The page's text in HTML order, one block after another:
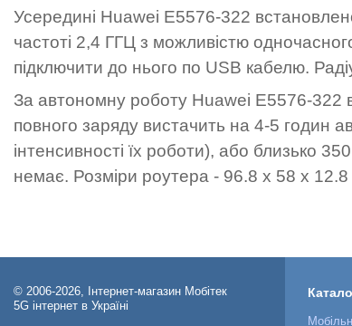
Усередині Huawei E5576-322
частоті 2,4 ГГЦ з можливістю
підключити до нього по USB кабелю.
За автономну роботу Huawei E5576-322
повного заряду вистачить на 4-5 годин
інтенсивності їх роботи), або близько
немає. Розміри роутера - 96.8 x 58 x
© 2006-2026, Інтернет-магазин Мобітек
5G інтернет в Україні